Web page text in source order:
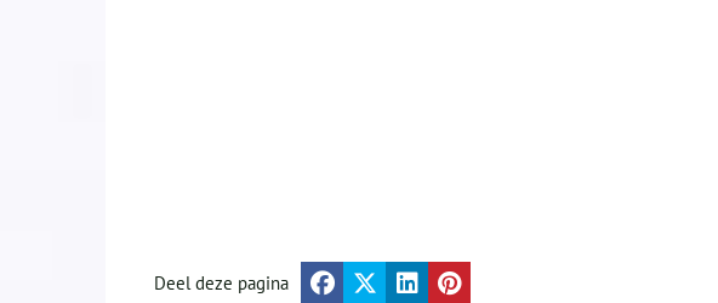
Deel deze pagina